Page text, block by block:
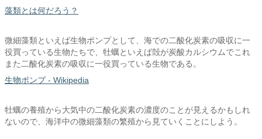
藻類とは何だろう？
微細藻類といえば生物ポンプとして、海での二酸化炭素の吸収に一
役買っている生物たちで、牡蠣といえば殻が炭酸カルシウムでこれ
また二酸化炭素の吸収に一役買っている生物である。
生物ポンプ - Wikipedia
牡蠣の養殖から大気中の二酸化炭素の濃度のことが見えるかもしれ
ないので、海洋中の微細藻類の繁殖から見ていくことにしよう。